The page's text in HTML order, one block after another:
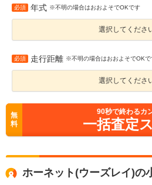
必須 年式 ※不明の場合はおおよそでOKです
選択してくださ
必須 走行距離 ※不明の場合はおおよそでOKで
選択してくださ
無
料
90秒で終わるカ
一括査定
ホーネット(ウーズレイ)の